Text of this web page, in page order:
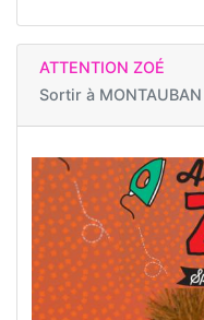
ATTENTION ZOÉ
Sortir à